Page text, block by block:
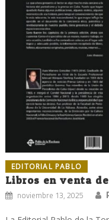
EDITORIAL PABLO
Libros en venta
noviembre 13, 2025